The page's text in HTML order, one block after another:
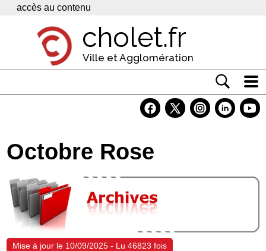
Panneau de gestion des cookies
accès au contenu
cholet.fr
Ville et Agglomération
Economie
Services
Contacts
Octobre Rose
Mise à jour le 10/09/2025 - Lu 46823 fois